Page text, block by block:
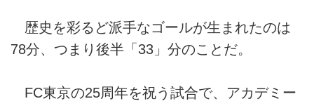
歴史を彩るど派手なゴールが生まれたのは
78分、つまり後半「33」分のことだ。
FC東京の25周年を祝う試合で、アカデミー